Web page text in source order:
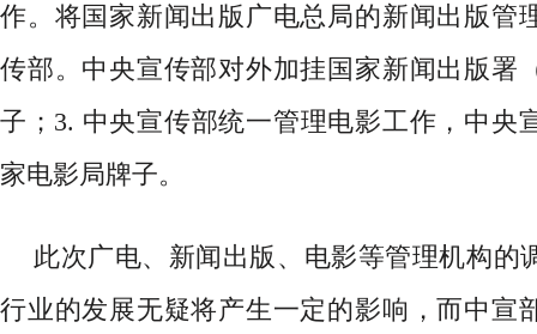
作。将国家新闻出版广电总局的新闻出版管
传部。中央宣传部对外加挂国家新闻出版署
子；3. 中央宣传部统一管理电影工作，中央
家电影局牌子。
此次广电、新闻出版、电影等管理机构的
行业的发展无疑将产生一定的影响，而中宣